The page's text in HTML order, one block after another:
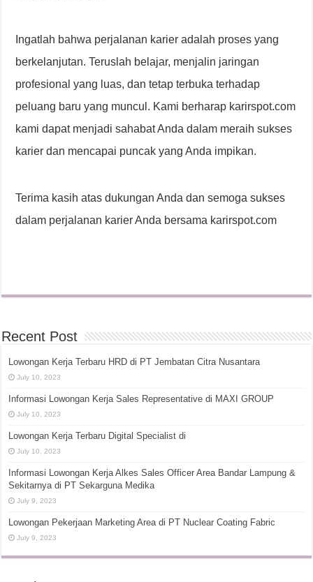
Ingatlah bahwa perjalanan karier adalah proses yang
berkelanjutan. Teruslah belajar, menjalin jaringan
profesional yang luas, dan tetap terbuka terhadap
peluang baru yang muncul. Kami berharap karirspot.com
kami dapat menjadi sahabat Anda dalam meraih sukses
karier dan mencapai puncak yang Anda impikan.
Terima kasih atas dukungan Anda dan semoga sukses
dalam perjalanan karier Anda bersama karirspot.com
Recent Post
Lowongan Kerja Terbaru HRD di PT Jembatan Citra Nusantara
July 10, 2023
Informasi Lowongan Kerja Sales Representative di MAXI GROUP
July 10, 2023
Lowongan Kerja Terbaru Digital Specialist di
July 10, 2023
Informasi Lowongan Kerja Alkes Sales Officer Area Bandar Lampung &
Sekitarnya di PT Sekarguna Medika
July 9, 2023
Lowongan Pekerjaan Marketing Area di PT Nuclear Coating Fabric
July 9, 2023